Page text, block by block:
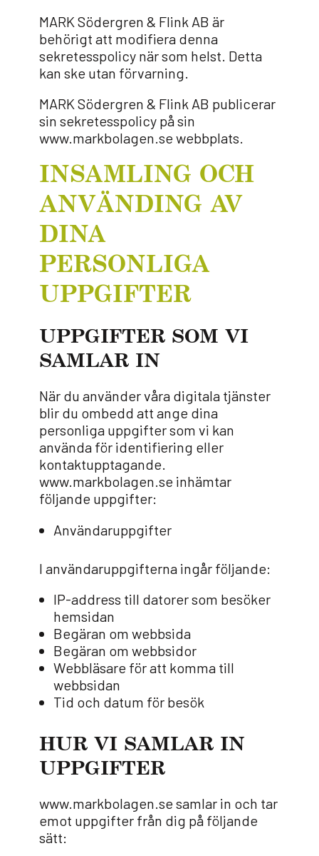
MARK Södergren & Flink AB är
behörigt att modifiera denna
sekretesspolicy när som helst. Detta
kan ske utan förvarning.
MARK Södergren & Flink AB publicerar
sin sekretesspolicy på sin
www.markbolagen.se webbplats.
INSAMLING OCH
ANVÄNDING AV
DINA
PERSONLIGA
UPPGIFTER
UPPGIFTER SOM VI
SAMLAR IN
När du använder våra digitala tjänster
blir du ombedd att ange dina
personliga uppgifter som vi kan
använda för identifiering eller
kontaktupptagande.
www.markbolagen.se inhämtar
följande uppgifter:
Användaruppgifter
I användaruppgifterna ingår följande:
IP-address till datorer som besöker
hemsidan
Begäran om webbsida
Begäran om webbsidor
Webbläsare för att komma till
webbsidan
Tid och datum för besök
HUR VI SAMLAR IN
UPPGIFTER
www.markbolagen.se samlar in och tar
emot uppgifter från dig på följande
sätt: